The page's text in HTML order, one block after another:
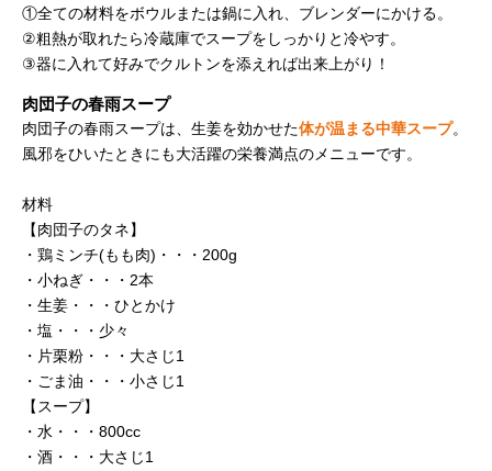
①全ての材料をボウルまたは鍋に入れ、ブレンダーにかける。
②粗熱が取れたら冷蔵庫でスープをしっかりと冷やす。
③器に入れて好みでクルトンを添えれば出来上がり！
肉団子の春雨スープ
肉団子の春雨スープは、生姜を効かせた体が温まる中華スープ。
風邪をひいたときにも大活躍の栄養満点のメニューです。
材料
【肉団子のタネ】
・鶏ミンチ(もも肉)・・・200g
・小ねぎ・・・2本
・生姜・・・ひとかけ
・塩・・・少々
・片栗粉・・・大さじ1
・ごま油・・・小さじ1
【スープ】
・水・・・800cc
・酒・・・大さじ1